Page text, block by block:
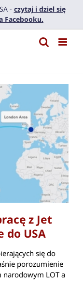
- czytaj i dziel się
Facebooku.
z Jet
do USA
się do
porozumienie
narodowym LOT a